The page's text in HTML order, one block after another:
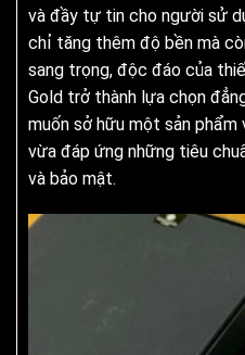
và đầy tự tin cho người sử
chỉ tăng thêm độ bền mà
sang trọng, độc đáo của
Gold trở thành lựa chọn
muốn sở hữu một sản
vừa đáp ứng những tiêu
và bảo mật.